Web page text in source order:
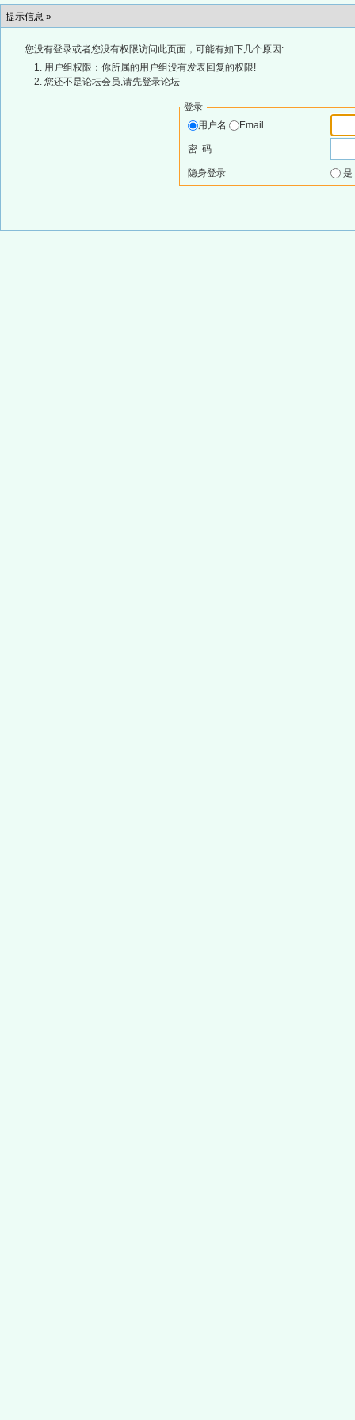
提示信息 »
您没有登录或者您没有权限访问此页面，可能有如下几个原因:
用户组权限：你所属的用户组没有发表回复的权限!
您还不是论坛会员,请先登录论坛
登录
用户名
Email
密 码
隐身登录